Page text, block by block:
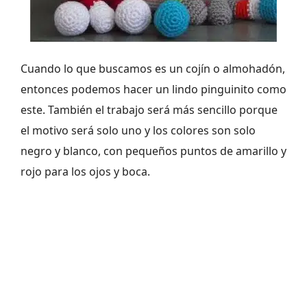
Cuando lo que buscamos es un cojín o almohadón,
entonces podemos hacer un lindo pinguinito como
este. También el trabajo será más sencillo porque
el motivo será solo uno y los colores son solo
negro y blanco, con pequeños puntos de amarillo y
rojo para los ojos y boca.